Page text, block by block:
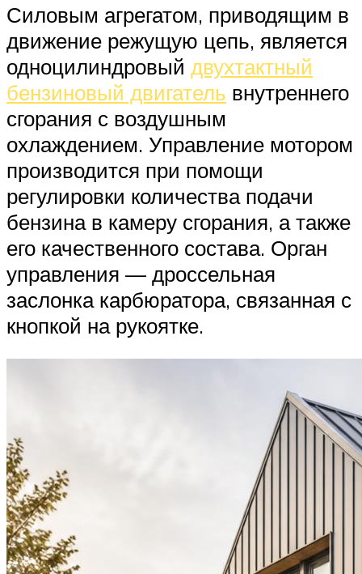
Силовым агрегатом, приводящим в
движение режущую цепь, является
одноцилиндровый двухтактный
бензиновый двигатель внутреннего
сгорания с воздушным
охлаждением. Управление мотором
производится при помощи
регулировки количества подачи
бензина в камеру сгорания, а также
его качественного состава. Орган
управления — дроссельная
заслонка карбюратора, связанная с
кнопкой на рукоятке.